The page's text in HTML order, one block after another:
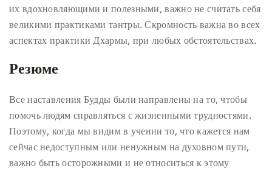
их вдохновляющими и полезными, важно не считать себя
великими практиками тантры. Скромность важна во всех
аспектах практики Дхармы, при любых обстоятельствах.
Резюме
Все наставления Будды были направлены на то, чтобы
помочь людям справляться с жизненными трудностями.
Поэтому, когда мы видим в учении то, что кажется нам
сейчас недоступным или ненужным на духовном пути,
важно быть осторожными и не относиться к этому